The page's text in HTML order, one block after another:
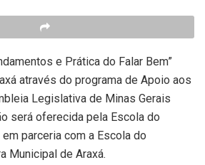
e Prática do Falar Bem”
através do programa de Apoio aos
Legislativa de Minas Gerais
será oferecida pela Escola do
parceria com a Escola do
Municipal de Araxá.